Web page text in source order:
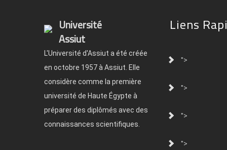
Université
Assiut
L'Université d'Assiut a été créée
en octobre 1957 à Assiut. Elle
considère comme la première
université de Haute Égypte à
préparer des diplômés avec des
connaissances scientifiques.
Liens
">
">
">
">